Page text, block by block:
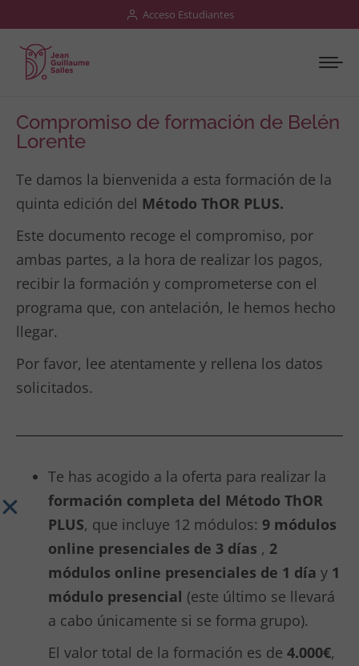
Acceso Estudiantes
Compromiso de formación de Belén
Lorente
Te damos la bienvenida a esta formación de la
quinta edición del Método ThOR PLUS.
Este documento recoge el compromiso, por
ambas partes, a la hora de realizar los pagos,
recibir la formación y comprometerse con el
programa que, con antelación, le hemos hecho
llegar.
Por favor, lee atentamente y rellena los datos
solicitados.
Te has acogido a la oferta para realizar la
formación completa del Método ThOR
PLUS, que incluye 12 módulos: 9 módulos
online presenciales de 3 días , 2
módulos online presenciales de 1 día y 1
módulo presencial (este último se llevará
a cabo únicamente si se forma grupo).
El valor total de la formación es de 4.000€,